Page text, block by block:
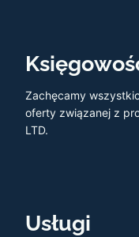
Zachęcamy
oferty związanej z
LTD.
Usługi